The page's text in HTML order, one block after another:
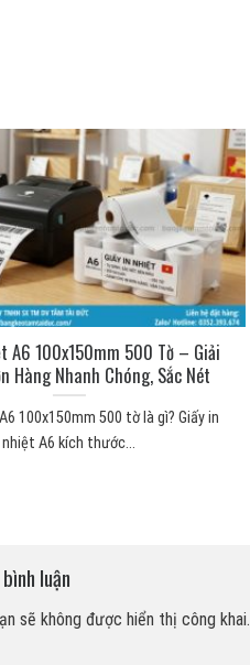
A6 100x150mm 500 Tờ – Giải
Hàng Nhanh Chóng, Sắc Nét
100x150mm 500 tờ là gì? Giấy in
nhiệt A6 kích thước...
luận
sẽ không được hiển thị công khai.